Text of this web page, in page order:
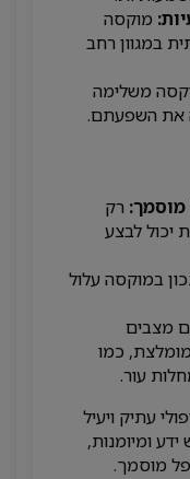
מוקסה
במגוון רחב
משלימה
את השפעתם.
רק
יכול לבצע
במוקסה עלול
מצבים
כמו
עור.
עתיק ויעיל
ומיומנות,
מוסמך.